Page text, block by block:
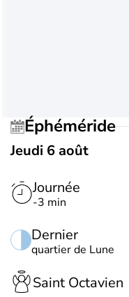
Éphéméride
Jeudi 6 août
Journée
-3 min
Dernier
quartier de Lune
Saint Octavien